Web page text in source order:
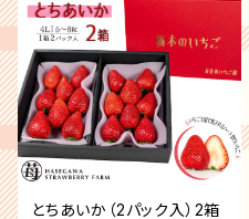
とちあいか（2パック入）2箱